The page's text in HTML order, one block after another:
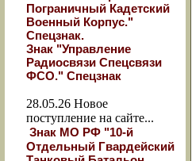
Пограничный Кадетский
Военный Корпус."
Спецзнак.
Знак "Управление
Радиосвязи Спецсвязи
ФСО." Спецзнак
28.05.26 Новое
поступление на сайте...
Знак МО РФ "10-й
Отдельный Гвардейский